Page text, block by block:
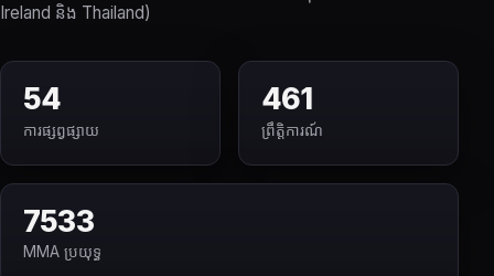
Ireland និង Thailand)
54
ការផ្សព្វផ្សាយ
461
ព្រឹត្តិការណ៍
7533
MMA ប្រយុទ្ធ